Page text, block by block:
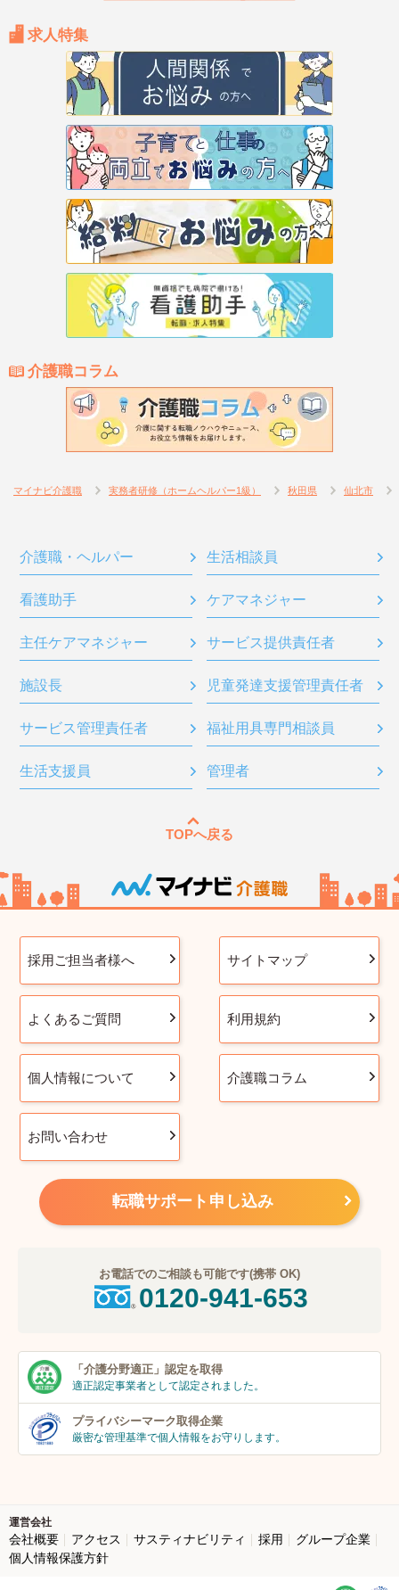
求人特集
介護職コラム
マイナビ介護職 実務者研修（ホームヘルパー1級） 秋田県 仙北市
介護職・ヘルパー 生活相談員
看護助手 ケアマネジャー
主任ケアマネジャー サービス提供責任者
施設長 児童発達支援管理責任者
サービス管理責任者 福祉用具専門相談員
生活支援員 管理者
TOPへ戻る
採用ご担当者様へ サイトマップ
よくあるご質問 利用規約
個人情報について 介護職コラム
お問い合わせ
転職サポート申し込み
お電話でのご相談も可能です(携帯 OK)
0120-941-653
「介護分野適正」 認定を取得
適正認定事業者として認定されました。
プライバシーマーク取得企業
厳密な管理基準で個人情報をお守りします。
運営会社
会社概要 アクセス サスティナビリティ 採用
グループ企業
個人情報保護方針